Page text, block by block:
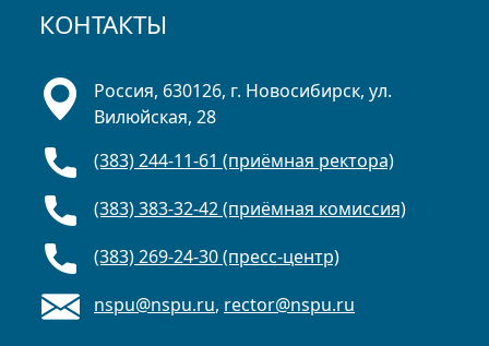
КОНТАКТЫ
Россия, 630126, г. Новосибирск, ул.
Вилюйская, 28
(383) 244-11-61 (приёмная ректора)
(383) 383-32-42 (приёмная комиссия)
(383) 269-24-30 (пресс-центр)
nspu@nspu.ru, rector@nspu.ru